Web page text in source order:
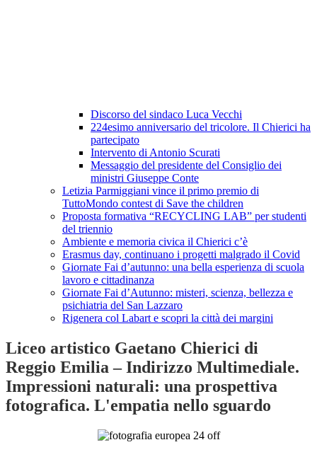
Discorso del sindaco Luca Vecchi
224esimo anniversario del tricolore. Il Chierici ha
partecipato
Intervento di Antonio Scurati
Messaggio del presidente del Consiglio dei
ministri Giuseppe Conte
Letizia Parmiggiani vince il primo premio di
TuttoMondo contest di Save the children
Proposta formativa “RECYCLING LAB” per studenti
del triennio
Ambiente e memoria civica il Chierici c’è
Erasmus day, continuano i progetti malgrado il Covid
Giornate Fai d’autunno: una bella esperienza di scuola
lavoro e cittadinanza
Giornate Fai d’Autunno: misteri, scienza, bellezza e
psichiatria del San Lazzaro
Rigenera col Labart e scopri la città dei margini
Liceo artistico Gaetano Chierici di
Reggio Emilia – Indirizzo Multimediale.
Impressioni naturali: una prospettiva
fotografica. L'empatia nello sguardo